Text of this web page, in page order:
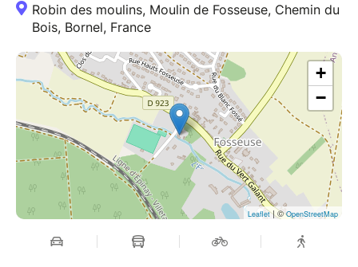
Robin des moulins, Moulin de Fosseuse, Chemin du
Bois, Bornel, France
+
−
Leaflet| ©OpenStreetMap